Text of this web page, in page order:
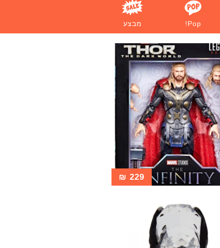
Pop! מבצע
229
₪